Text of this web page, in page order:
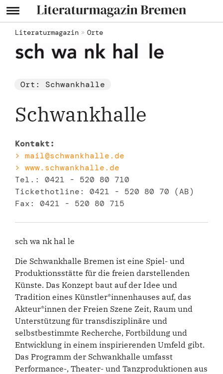
Literaturmagazin Orte
Ort: Schwankhalle
Schwankhalle
Kontakt:
> mail@schwankhalle.de​​​​​​​
> www.schwankhalle.de
Tel.: 0421 - 520 80 710
Tickethotline: 0421 - 520 80 70 (AB)
Fax: 0421 - 520 80 715
sch wa nk hal le
Die Schwankhalle Bremen ist eine Spiel- und
Produktionsstätte für die freien darstellenden
Künste. Das Konzept baut auf der Idee und
Tradition eines Künstler*innenhauses auf, das
Akteur*innen der Freien Szene Zeit, Raum und
Unterstützung für transdisziplinäre und
selbstbestimmte Recherche, Fortbildung und
Entwicklung in einem inspirierenden Umfeld gibt.
Das Programm der Schwankhalle umfasst
Performance-, Theater- und Tanzproduktionen aus